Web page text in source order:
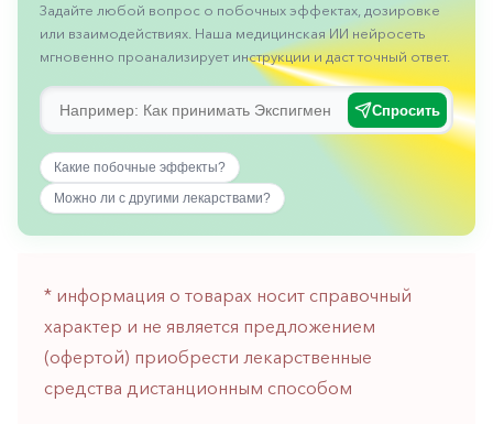
Тромбозы
Урология
горло-
нос
Хирургия
Щитовидная
железа
Задайте любой вопрос о побочных эффектах, дозировке
или взаимодействиях. Наша медицинская ИИ нейросеть
мгновенно проанализирует инструкции и даст точный ответ.
Спросить
Какие побочные эффекты?
Можно ли с другими лекарствами?
* информация о товарах носит справочный
характер и не является предложением
(офертой) приобрести лекарственные
средства дистанционным способом